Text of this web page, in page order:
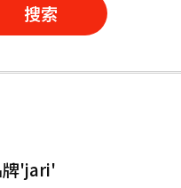
搜索
牌'jari'